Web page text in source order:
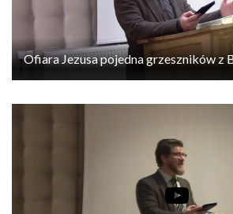
Ofiara Jezusa pojedna grzeszników z